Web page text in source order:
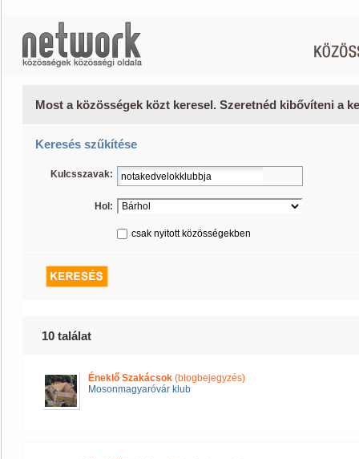
Most a közösségek közt keresel. Szeretnéd kibővíteni a
Keresés szűkítése
Kulcsszavak:
Hol:
csak nyitott közösségekben
10 találat
Éneklő Szakácsok (blogbejegyzés)
Mosonmagyaróvár klub